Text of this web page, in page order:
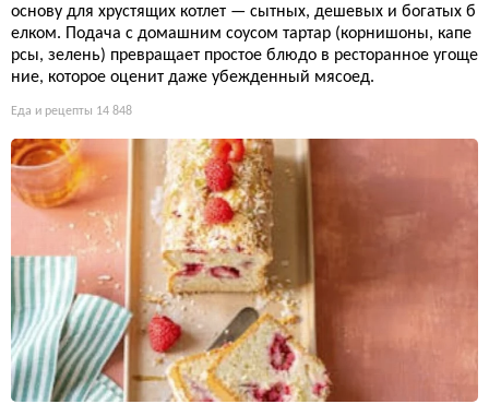
основу для хрустящих котлет — сытных, дешевых и богатых б
елком. Подача с домашним соусом тартар (корнишоны, капе
рсы, зелень) превращает простое блюдо в ресторанное угоще
ние, которое оценит даже убежденный мясоед.
Еда и рецепты 14 848